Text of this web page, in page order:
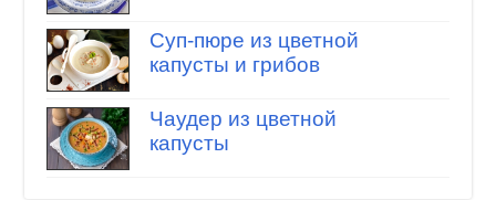
Суп-пюре из цветной
капусты и грибов
Чаудер из цветной
капусты